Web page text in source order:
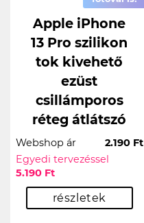
Apple iPhone
13 Pro szilikon
tok kivehető
ezüst
csillámporos
réteg átlátszó
Webshop ár
2.190 Ft
Egyedi tervezéssel
5.190 Ft
részletek